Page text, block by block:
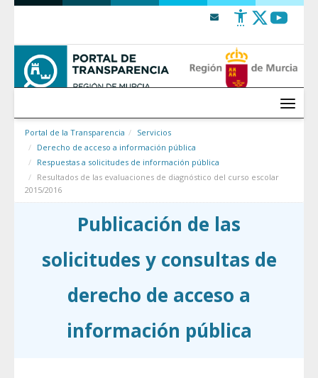
Saltar al contenido
Menú
Portal de la Transparencia
Servicios
Derecho de acceso a información pública
Respuestas a solicitudes de información pública
Resultados de las evaluaciones de diagnóstico del curso escolar
2015/2016
Publicación de las
solicitudes y consultas de
derecho de acceso a
información pública